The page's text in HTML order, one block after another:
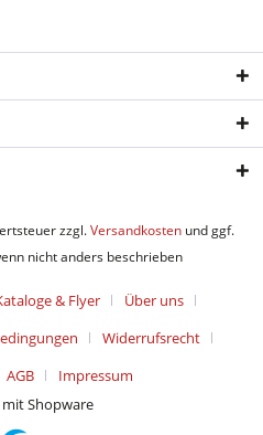
zzgl.Versandkosten und ggf.
nicht anders beschrieben
& Flyer
Über uns
Widerrufsrecht
AGB
Impressum
mit Shopware